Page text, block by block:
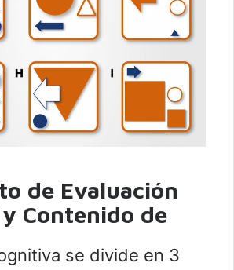
de Evaluación
y Contenido de
se divide en 3